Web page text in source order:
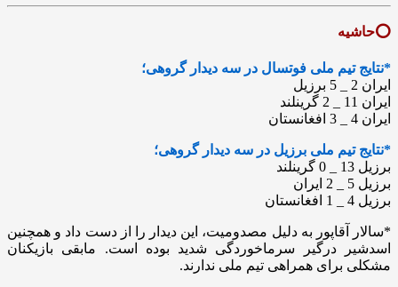
⭕️حاشیه
*نتایج تیم ملی فوتسال در سه دیدار گروهی؛
ایران 2 _ 5 برزیل
ایران 11 _ 2 گرینلند
ایران 4 _ 3 افغانستان
*نتایج تیم ملی برزیل در سه دیدار گروهی؛
برزیل 13 _ 0 گرینلند
برزیل 5 _ 2 ایران
برزیل 4 _ 1 افغانستان
*سالار آقاپور به دلیل مصدومیت، این دیدار را از دست داد و همچنین
اسدشیر درگیر سرماخوردگی شدید بوده است. مابقی بازیکنان
مشکلی برای همراهی تیم ملی ندارند.